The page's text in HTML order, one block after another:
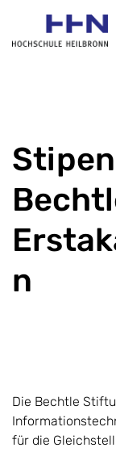
n
Die Bechtle
für die